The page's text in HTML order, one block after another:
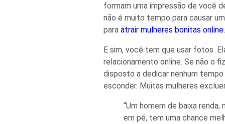
formam uma impressão de você
não é muito tempo para causar
para atrair mulheres bonitas online.
E sim, você tem que usar fotos.
relacionamento online. Se não o
disposto a dedicar nenhum
esconder. Muitas mulheres
“Um homem de baixa
em pé, tem uma chance